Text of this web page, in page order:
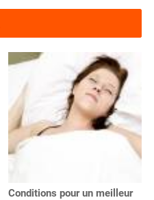
Conditions pour un meilleur